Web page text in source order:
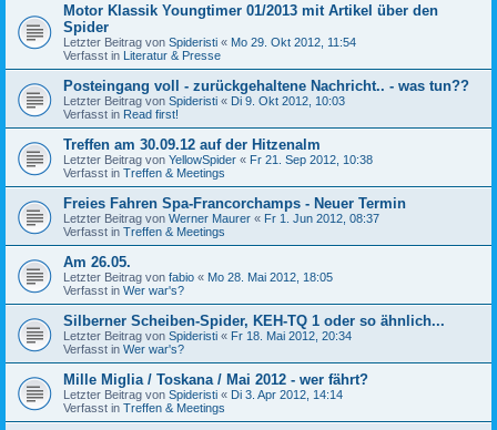
Motor Klassik Youngtimer 01/2013 mit Artikel über den
Spider
Letzter Beitrag von Spideristi « Mo 29. Okt 2012, 11:54
Verfasst in Literatur & Presse
Posteingang voll - zurückgehaltene Nachricht.. - was tun??
Letzter Beitrag von Spideristi « Di 9. Okt 2012, 10:03
Verfasst in Read first!
Treffen am 30.09.12 auf der Hitzenalm
Letzter Beitrag von YellowSpider « Fr 21. Sep 2012, 10:38
Verfasst in Treffen & Meetings
Freies Fahren Spa-Francorchamps - Neuer Termin
Letzter Beitrag von Werner Maurer « Fr 1. Jun 2012, 08:37
Verfasst in Treffen & Meetings
Am 26.05.
Letzter Beitrag von fabio « Mo 28. Mai 2012, 18:05
Verfasst in Wer war's?
Silberner Scheiben-Spider, KEH-TQ 1 oder so ähnlich...
Letzter Beitrag von Spideristi « Fr 18. Mai 2012, 20:34
Verfasst in Wer war's?
Mille Miglia / Toskana / Mai 2012 - wer fährt?
Letzter Beitrag von Spideristi « Di 3. Apr 2012, 14:14
Verfasst in Treffen & Meetings